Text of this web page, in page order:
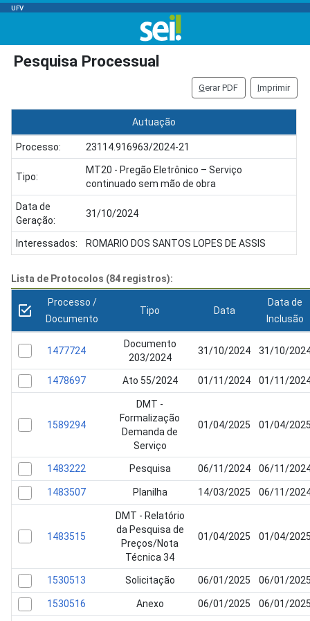
UFV
Pesquisa Processual
Gerar PDF Imprimir
Autuação
Processo: 23114.916963/2024-21
Tipo:
MT20 - Pregão Eletrônico – Serviço
continuado sem mão de obra
Data de
Geração:
31/10/2024
Interessados: ROMARIO DOS SANTOS LOPES DE ASSIS
Lista de Protocolos (84 registros):
Processo /
Documento
Tipo Data
Data de
Inclusão
1477724
Documento
203/2024
31/10/2024 31/10/
1478697 Ato 55/2024 01/11/2024 01/11/
1589294
DMT -
Formalização
Demanda de
Serviço
01/04/2025 01/04/
1483222 Pesquisa 06/11/2024 06/11/
1483507 Planilha 14/03/2025 06/11/
1483515
DMT - Relatório
da Pesquisa de
Preços/Nota
Técnica 34
01/04/2025 01/04/
1530513 Solicitação 06/01/2025 06/01/
1530516 Anexo 06/01/2025 06/01/